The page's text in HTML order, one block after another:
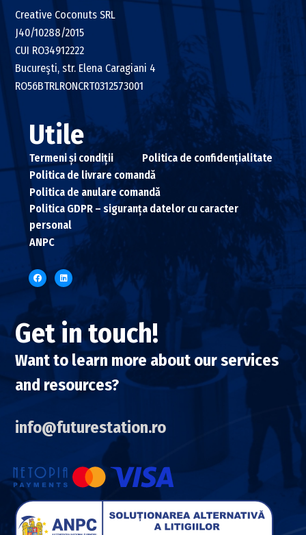
Creative Coconuts SRL
J40/10288/2015
CUI RO34912222
Bucureşti, str. Elena Caragiani 4
RO56BTRLRONCRT0312573001
Utile
Termeni și condiții
Politica de confidențialitate
Politica de livrare comandă
Politica de anulare comandă
Politica GDPR – siguranța datelor cu caracter
personal
ANPC
Get in touch!
Want to learn more about our services
and resources?
info@futurestation.ro